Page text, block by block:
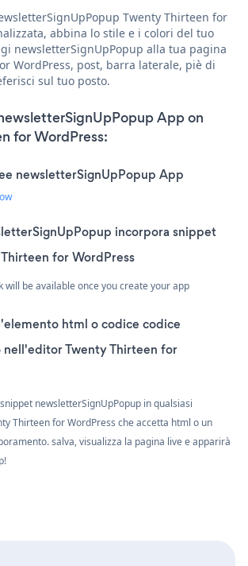
Twenty Thirteen for
abbina lo stile e i colori del tuo
newsletterSignUpPopup alla tua pagina
WordPress, post, barra laterale, piè di
sul tuo posto.
App on
for WordPress:
newsletterSignUpPopup App
incorpora snippet
for WordPress
will be available once you create your app
html o codice codice
nell'editor Twenty Thirteen for
newsletterSignUpPopup in qualsiasi
Thirteen for WordPress che accetta html o un
salva, visualizza la pagina live e apparirà